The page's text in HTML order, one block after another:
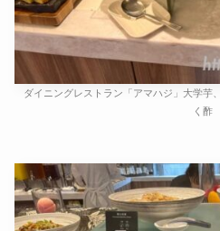
ダイニングレストラン「アマハジ」大学芋
く酢